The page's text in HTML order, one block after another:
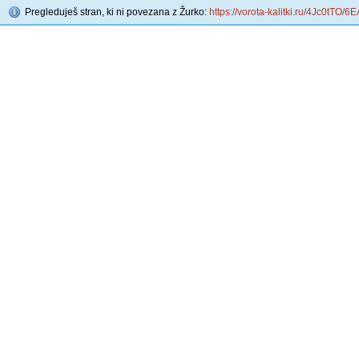
Pregleduješ stran, ki ni povezana z Žurko: https://vorota-kalitki.ru/4Jc0tTO/